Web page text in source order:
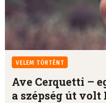
VELEM TÖRTÉNT
Ave Cerquetti –
a szépség út volt